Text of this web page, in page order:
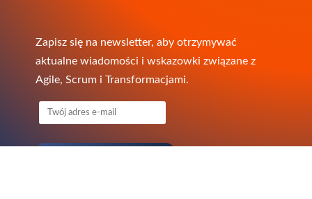
Zapisz się na newsletter, aby otrzymywać
aktualne wiadomości i wskazowki związane z
Agile, Scrum i Transformacjami.